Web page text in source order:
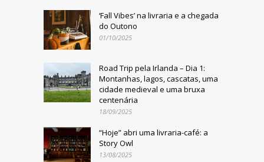
‘Fall Vibes’ na livraria e a chegada
do Outono
01/10/2025
Road Trip pela Irlanda – Dia 1:
Montanhas, lagos, cascatas, uma
cidade medieval e uma bruxa
centenária
18/09/2025
“Hoje” abri uma livraria-café: a
Story Owl
13/08/2025